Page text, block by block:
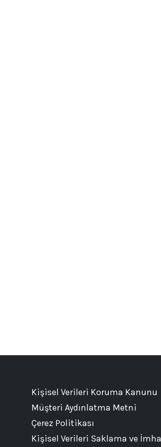
Kişisel Verileri Koruma Kanunu
Müşteri Aydınlatma Metni
Çerez Politikası
Kişisel Verileri Saklama ve